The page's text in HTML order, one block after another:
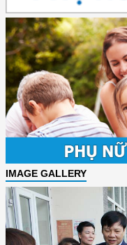
IMAGE GALLERY